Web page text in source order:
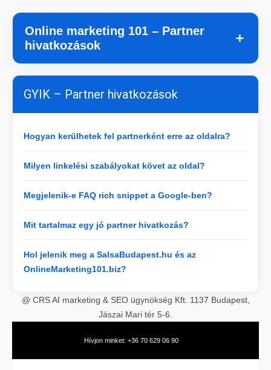
Online marketing 101 – Partner
hivatkozások
＋
GYIK – Partner hivatkozások
Hogyan kerülhetek fel partnerként erre az oldalra?
Milyen linkelési szabályokat követ az oldal?
Megjelenik-e FAQ rich snippet a Google-ben?
Mit tartalmaz egy jó partner hivatkozás?
Hol jelenik meg a SalsaBudapest.hu és az
OnlineMarketing101.biz?
@ CRS AI marketing & SEO ügynökség Kft. 1137 Budapest,
Jászai Mari tér 5-6.
Hívjon minket: +36 70 629 06 90